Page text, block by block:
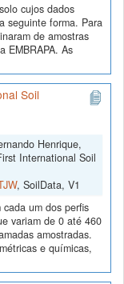
cujos dados
seguinte forma. Para
de amostras
EMBRAPA. As
Soil
Henrique,
International Soil
, SoilData, V1
um dos perfis
variam de 0 até 460
amostradas.
e químicas,